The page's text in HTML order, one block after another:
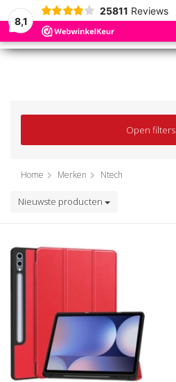
8,1
25811 Reviews
MENU
MENU
Open filters
Home Merken Ntech
Nieuwste producten